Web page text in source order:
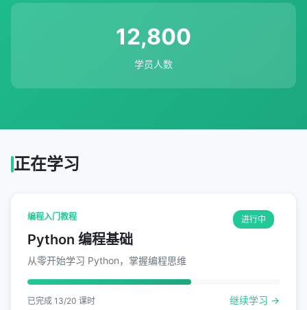
12,800
学员人数
正在学习
编程入门教程
Python 编程基础
从零开始学习 Python，掌握编程思维
进行中
已完成 13/20 课时 继续学习 →